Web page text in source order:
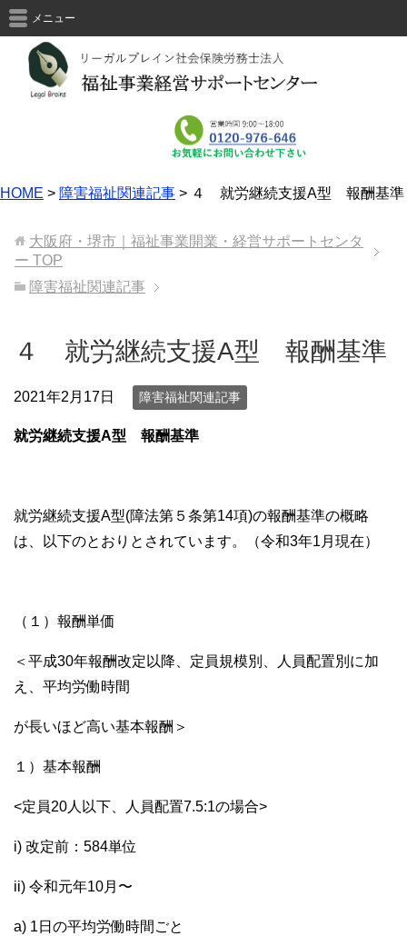
メニュー
HOME > 障害福祉関連記事 > ４ 就労継続支援A型 報酬基準
大阪府・堺市｜福祉事業開業・経営サポートセンタ
ー TOP
障害福祉関連記事
４ 就労継続支援A型 報酬基準
2021年2月17日 障害福祉関連記事
就労継続支援A型 報酬基準
就労継続支援A型(障法第５条第14項)の報酬基準の概略
は、以下のとおりとされています。（令和3年1月現在）
（１）報酬単価
＜平成30年報酬改定以降、定員規模別、人員配置別に加
え、平均労働時間
が長いほど高い基本報酬＞
１）基本報酬
<定員20人以下、人員配置7.5:1の場合>
i) 改定前：584単位
ii) 令和元年10⽉〜
a) 1日の平均労働時間ごと